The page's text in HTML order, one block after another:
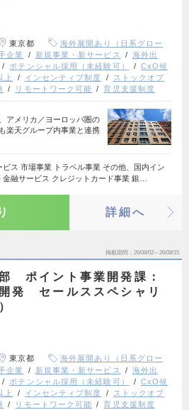
東京都
海外展開あり（日系グロー
企業 新規事業・新サービス
海外出
ポテンシャル採用（未経験可）
CxO候
上 インセンティブ制度
ストックオプ
リモートワーク可能 育児支援制度
アメリカ／ヨーロッパ圏の
楽天グループ内事業と連携
ビス 市場事業 トラベル事業 その他、国内イン
融サービス クレジットカード事業 銀…
詳細へ
掲載期間 26/08/02～26/08/15
ポイント事業開発課：
発 セールススペシャリ
東京都
海外展開あり（日系グロー
企業 新規事業・新サービス
海外出
ポテンシャル採用（未経験可）
CxO候
上 インセンティブ制度
ストックオプ
リモートワーク可能 育児支援制度